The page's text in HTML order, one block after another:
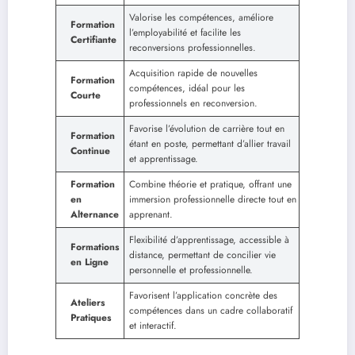
Formation
Certifiante
Valorise les compétences, améliore
l’employabilité et facilite les
reconversions professionnelles.
Formation
Courte
Acquisition rapide de nouvelles
compétences, idéal pour les
professionnels en reconversion.
Formation
Continue
Favorise l’évolution de carrière tout en
étant en poste, permettant d’allier travail
et apprentissage.
Formation
en
Alternance
Combine théorie et pratique, offrant une
immersion professionnelle directe tout en
apprenant.
Formations
en Ligne
Flexibilité d’apprentissage, accessible à
distance, permettant de concilier vie
personnelle et professionnelle.
Ateliers
Pratiques
Favorisent l’application concrète des
compétences dans un cadre collaboratif
et interactif.